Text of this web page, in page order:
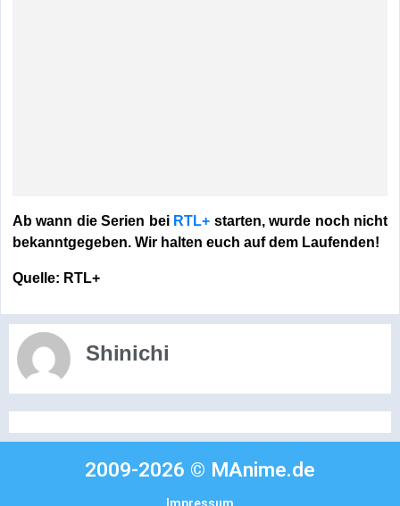
Ab wann die Serien bei RTL+ starten, wurde noch nicht
bekanntgegeben. Wir halten euch auf dem Laufenden!
Quelle: RTL+
Shinichi
2009-2026 © MAnime.de